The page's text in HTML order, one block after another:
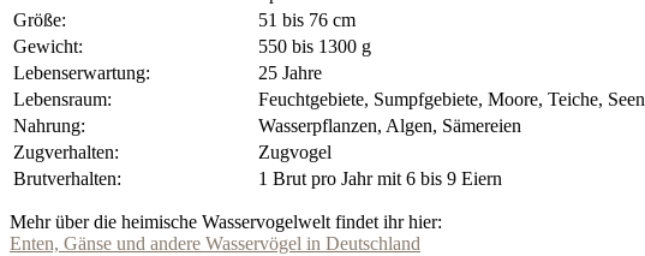
Größe:
51 bis 76 cm
Gewicht:
550 bis 1300 g
Lebenserwartung:
25 Jahre
Lebensraum:
Feuchtgebiete, Sumpfgebiete, Moore, Teiche, Seen
Nahrung:
Wasserpflanzen, Algen, Sämereien
Zugverhalten:
Zugvogel
Brutverhalten:
1 Brut pro Jahr mit 6 bis 9 Eiern
Mehr über die heimische Wasservogelwelt findet ihr hier:
Enten, Gänse und andere Wasservögel in Deutschland